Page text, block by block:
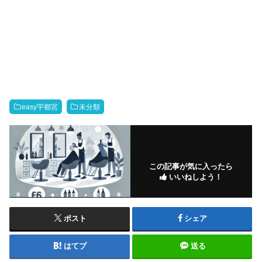
easy宇都宮 未分類
この記事が気に入ったら
いいねしよう！
ポスト シェア
はてブ 送る